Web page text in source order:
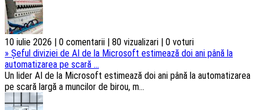
10 iulie 2026 | 0 comentarii | 80 vizualizari | 0 voturi
» Șeful diviziei de AI de la Microsoft estimează doi ani până la
automatizarea pe scară ...
Un lider AI de la Microsoft estimează doi ani până la automatizarea
pe scară largă a muncilor de birou, m...